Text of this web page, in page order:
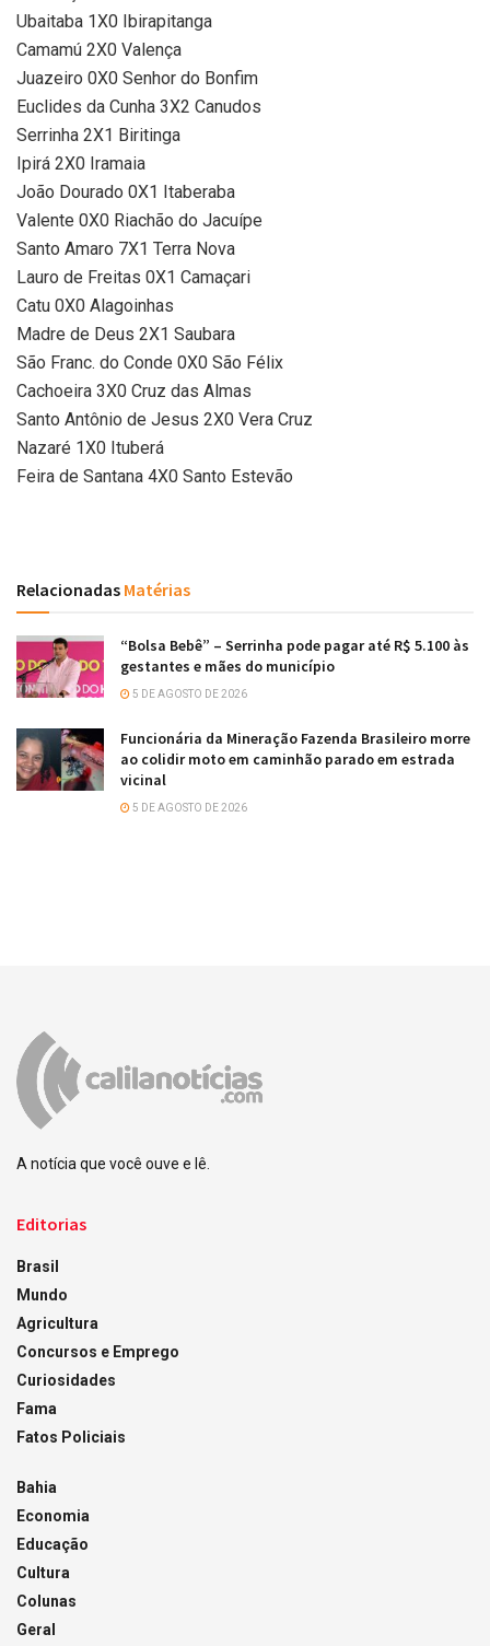
Ubaitaba 1X0 Ibirapitanga
Camamú 2X0 Valença
Juazeiro 0X0 Senhor do Bonfim
Euclides da Cunha 3X2 Canudos
Serrinha 2X1 Biritinga
Ipirá 2X0 Iramaia
João Dourado 0X1 Itaberaba
Valente 0X0 Riachão do Jacuípe
Santo Amaro 7X1 Terra Nova
Lauro de Freitas 0X1 Camaçari
Catu 0X0 Alagoinhas
Madre de Deus 2X1 Saubara
São Franc. do Conde 0X0 São Félix
Cachoeira 3X0 Cruz das Almas
Santo Antônio de Jesus 2X0 Vera Cruz
Nazaré 1X0 Ituberá
Feira de Santana 4X0 Santo Estevão
Relacionadas Matérias
“Bolsa Bebê” – Serrinha pode pagar até R$ 5.100 às
gestantes e mães do município
5 DE AGOSTO DE 2026
Funcionária da Mineração Fazenda Brasileiro morre
ao colidir moto em caminhão parado em estrada
vicinal
5 DE AGOSTO DE 2026
A notícia que você ouve e lê.
Editorias
Brasil
Mundo
Agricultura
Concursos e Emprego
Curiosidades
Fama
Fatos Policiais
Bahia
Economia
Educação
Cultura
Colunas
Geral